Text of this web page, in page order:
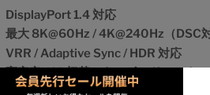
DisplayPort 1.4 対応
最大 8K@60Hz / 4K@240Hz（DSC対
VRR / Adaptive Sync / HDR 対応
高安定USB切替（キーボード・マウ